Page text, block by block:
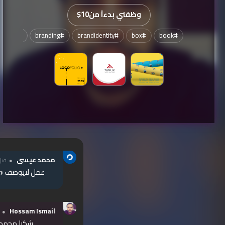
وظفني بدءاً من$10
#
book
#
box
#
brandidentity
#
branding
محمد عيسى
عمل لايوصف
Hossam Ismail